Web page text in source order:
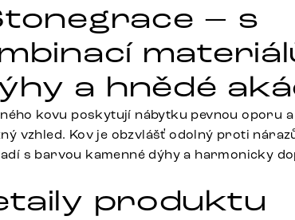
– s
a hnědé
kovu poskytují nábytku pevnou oporu
vzhled. Kov je obzvlášť odolný proti
s barvou kamenné dýhy a harmonicky
produktu